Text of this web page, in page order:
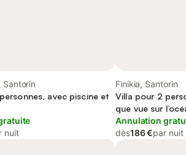
Santorin
avec piscine et
nuit
Finikia, Santorin
Villa pour 2
que vue sur
Annulation
dès186 €par nuit